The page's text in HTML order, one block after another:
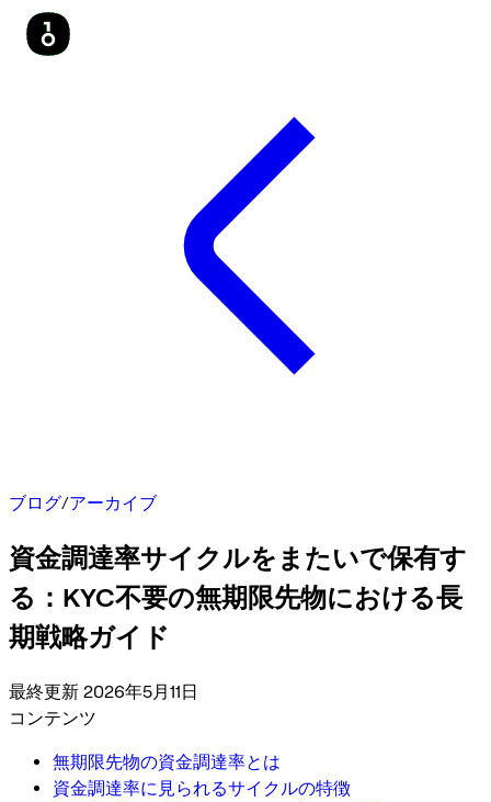
ブログ/アーカイブ
資金調達率サイクルをまたいで保有す
る：KYC不要の無期限先物における長
期戦略ガイド
最終更新 2026年5月11日
コンテンツ
無期限先物の資金調達率とは
資金調達率に見られるサイクルの特徴